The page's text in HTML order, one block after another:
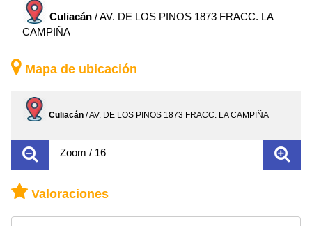
Culiacán / AV. DE LOS PINOS 1873 FRACC. LA
CAMPIÑA
Mapa de ubicación
Culiacán / AV. DE LOS PINOS 1873 FRACC. LA CAMPIÑA
Zoom / 16
Valoraciones